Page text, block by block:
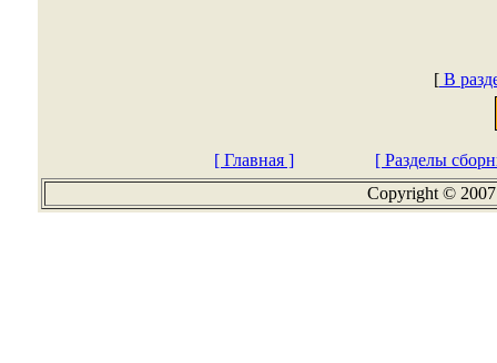
[ В
[ Главная ]
[ Разделы
Copyright ©